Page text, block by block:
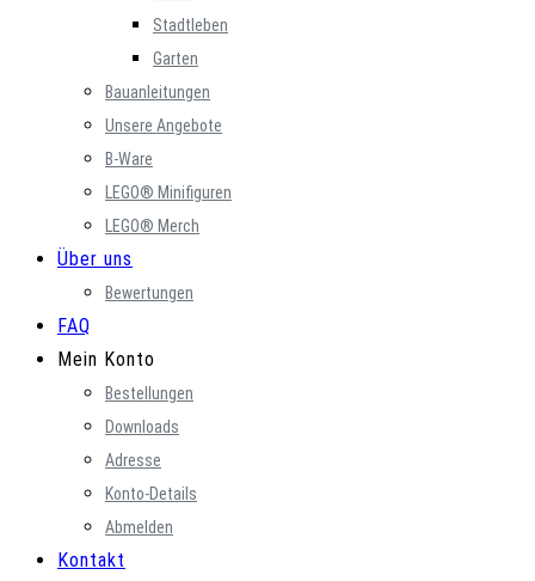
Stadtleben
Garten
Bauanleitungen
Unsere Angebote
B-Ware
LEGO® Minifiguren
LEGO® Merch
Über uns
Bewertungen
FAQ
Mein Konto
Bestellungen
Downloads
Adresse
Konto-Details
Abmelden
Kontakt